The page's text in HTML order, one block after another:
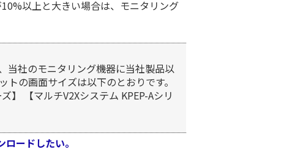
以上と大きい場合は、モニタリング
当社のモニタリング機器に当社製品以
の画面サイズは以下のとおりです。
】 【マルチV2Xシステム KPEP-Aシリ
ードしたい。